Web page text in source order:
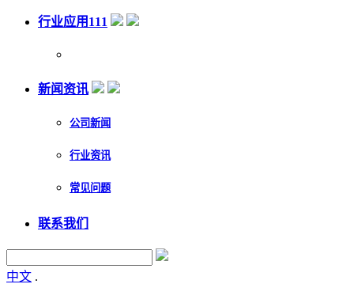
行业应用111
新闻资讯
公司新闻
行业资讯
常见问题
联系我们
中文 .